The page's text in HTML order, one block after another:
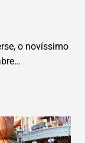
o novíssimo